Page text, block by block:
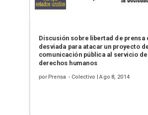
Discusión sobre libertad de prensa
desviada para atacar un proyecto
comunicación pública al servicio
derechos humanos
porPrensa - Colectivo |Ago 8, 2014